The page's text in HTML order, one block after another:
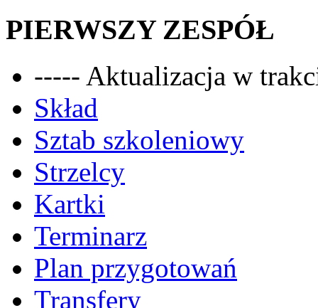
PIERWSZY ZESPÓŁ
----- Aktualizacja w
Skład
Sztab szkoleniowy
Strzelcy
Kartki
Terminarz
Plan przygotowań
Transfery